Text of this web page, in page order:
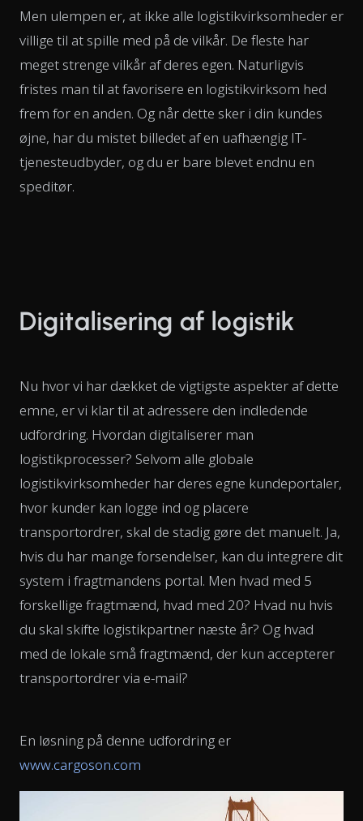
Men ulempen er, at ikke alle logistikvirksomheder er
villige til at spille med på de vilkår. De fleste har
meget strenge vilkår af deres egen. Naturligvis
fristes man til at favorisere en logistikvirksom hed
frem for en anden. Og når dette sker i din kundes
øjne, har du mistet billedet af en uafhængig IT-
tjenesteudbyder, og du er bare blevet endnu en
speditør.
Digitalisering af logistik
Nu hvor vi har dækket de vigtigste aspekter af dette
emne, er vi klar til at adressere den indledende
udfordring. Hvordan digitaliserer man
logistikprocesser? Selvom alle globale
logistikvirksomheder har deres egne kundeportaler,
hvor kunder kan logge ind og placere
transportordrer, skal de stadig gøre det manuelt. Ja,
hvis du har mange forsendelser, kan du integrere dit
system i fragtmandens portal. Men hvad med 5
forskellige fragtmænd, hvad med 20? Hvad nu hvis
du skal skifte logistikpartner næste år? Og hvad
med de lokale små fragtmænd, der kun accepterer
transportordrer via e-mail?
En løsning på denne udfordring er
www.cargoson.com